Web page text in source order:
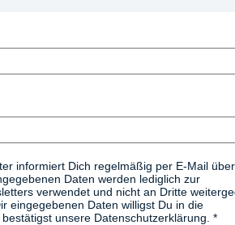
informiert Dich regelmäßig per E-Mail
Daten werden lediglich zur
verwendet und nicht an Dritte
eingegebenen Daten willigst Du in die
unsere Datenschutzerklärung.